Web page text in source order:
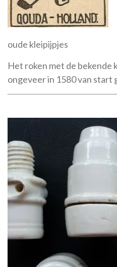
oude kleipijpjes
Het roken met de bekende
ongeveer in 1580 van start